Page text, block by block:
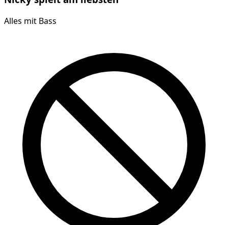
Alles mit Bass